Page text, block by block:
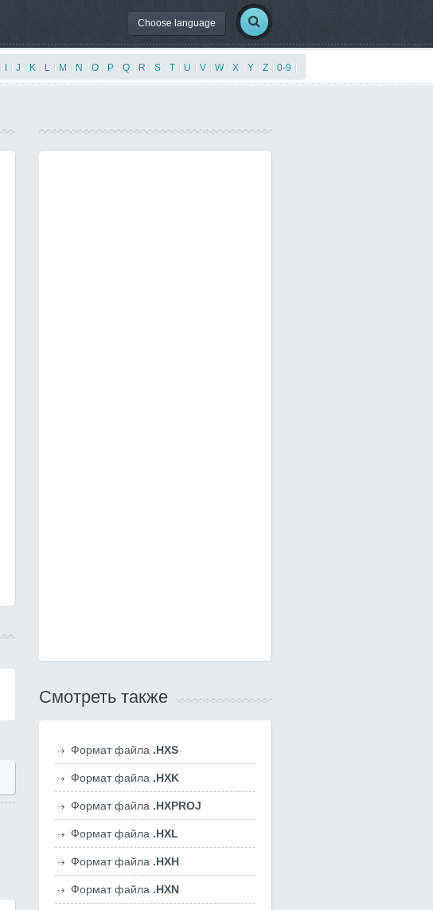
Choose language
J K L M N O P Q R S T U V W| X Y Z 0-9
Смотреть также
Формат файла .HXS
Формат файла .HXK
Формат файла .HXPROJ
Формат файла .HXL
Формат файла .HXH
Формат файла .HXN